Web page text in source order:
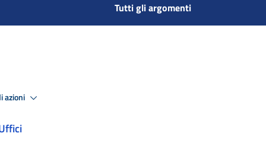
Tutti gli argomenti
azioni